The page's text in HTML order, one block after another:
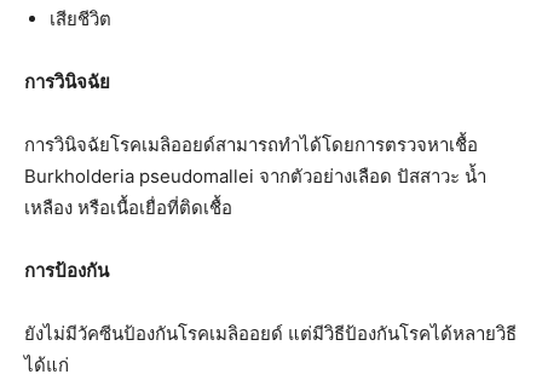
เสียชีวิต
การวินิจฉัย
การวินิจฉัยโรคเมลิออยด์สามารถทำได้โดยการตรวจหาเชื้อ
Burkholderia pseudomallei จากตัวอย่างเลือด ปัสสาวะ น้ำ
เหลือง หรือเนื้อเยื่อที่ติดเชื้อ
การป้องกัน
ยังไม่มีวัคซีนป้องกันโรคเมลิออยด์ แต่มีวิธีป้องกันโรคได้หลายวิธี
ได้แก่